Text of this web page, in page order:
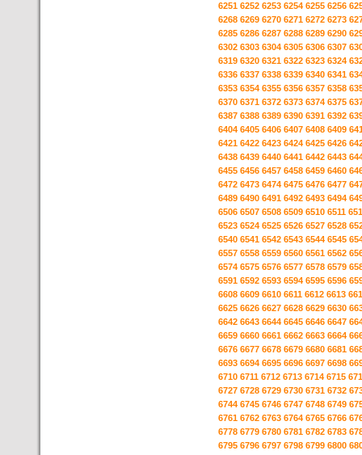
6251 6252 6253 6254 6255 6256
6268 6269 6270 6271 6272 6273
6285 6286 6287 6288 6289 6290
6302 6303 6304 6305 6306 6307
6319 6320 6321 6322 6323 6324
6336 6337 6338 6339 6340 6341
6353 6354 6355 6356 6357 6358
6370 6371 6372 6373 6374 6375
6387 6388 6389 6390 6391 6392
6404 6405 6406 6407 6408 6409
6421 6422 6423 6424 6425 6426
6438 6439 6440 6441 6442 6443
6455 6456 6457 6458 6459 6460
6472 6473 6474 6475 6476 6477
6489 6490 6491 6492 6493 6494
6506 6507 6508 6509 6510 6511
6523 6524 6525 6526 6527 6528
6540 6541 6542 6543 6544 6545
6557 6558 6559 6560 6561 6562
6574 6575 6576 6577 6578 6579
6591 6592 6593 6594 6595 6596
6608 6609 6610 6611 6612 6613
6625 6626 6627 6628 6629 6630
6642 6643 6644 6645 6646 6647
6659 6660 6661 6662 6663 6664
6676 6677 6678 6679 6680 6681
6693 6694 6695 6696 6697 6698
6710 6711 6712 6713 6714 6715
6727 6728 6729 6730 6731 6732
6744 6745 6746 6747 6748 6749
6761 6762 6763 6764 6765 6766
6778 6779 6780 6781 6782 6783
6795 6796 6797 6798 6799 6800